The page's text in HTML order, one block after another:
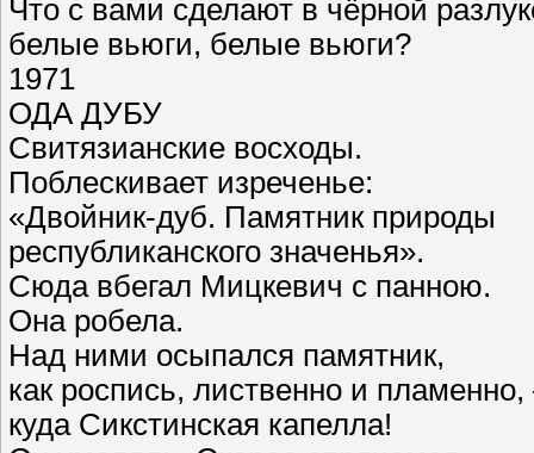
Что с вами сделают в чёрной
белые вьюги, белые вьюги?
1971
ОДА ДУБУ
Свитязианские восходы.
Поблескивает изреченье:
«Двойник-дуб. Памятник природы
республиканского значенья».
Сюда вбегал Мицкевич с панною.
Она робела.
Над ними осыпался памятник,
как роспись, лиственно и
куда Сикстинская капелла!